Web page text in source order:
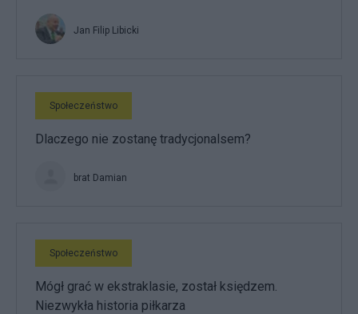
Jan Filip Libicki
Społeczeństwo
Dlaczego nie zostanę tradycjonalsem?
brat Damian
Społeczeństwo
Mógł grać w ekstraklasie, został księdzem.
Niezwykła historia piłkarza